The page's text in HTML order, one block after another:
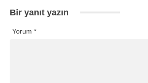
Bir yanıt yazın
Yorum *